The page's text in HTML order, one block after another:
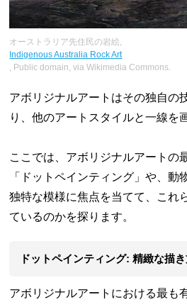
オーストラリア先住民の岩絵,
Indigenous Australia Rock Art
, Public domain, via Wikimedia Commons.
アボリジナルアートはその独自の
り、他のアートスタイルと一線を
ここでは、アボリジナルアートの
「ドットペインティング」や、動
独特な模様に焦点を当てて、これ
ているのかを探ります。
ドットペインティング: 精緻な描
アボリジナルアートにおける最も